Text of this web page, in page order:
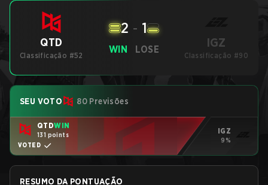
QTD
Classificação #52
WIN
2 - 1
LOSE IGZ
Classificação #90
SEU VOTO 80 Previsões
QTDWIN
131 points
VOTED
IGZ
9%
RESUMO DA PONTUAÇÃO